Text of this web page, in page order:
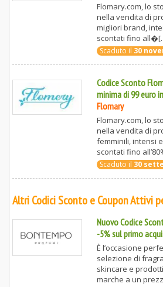
Flomary.com, lo
nella vendita di
migliori brand,
scontati fino
Scaduto il 30
Codice Sconto
minima di 99 euro
Flomary
Flomary.com, lo
nella vendita di
femminili, intensi
scontati fino
Scaduto il 30
Altri Codici Sconto e Coupon Attivi
Nuovo Codice
-5% sul primo
È l’occasione
selezione di
skincare e
marche a un